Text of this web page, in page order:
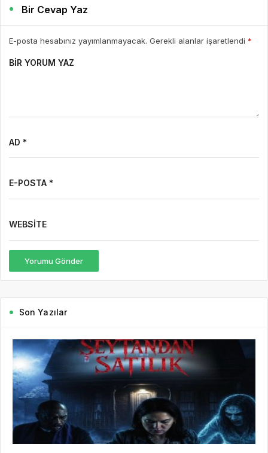
Bir Cevap Yaz
E-posta hesabınız yayımlanmayacak. Gerekli alanlar işaretlendi *
BIR YORUM YAZ
AD *
E-POSTA *
WEBSITE
Yorumu Gönder
Son Yazılar